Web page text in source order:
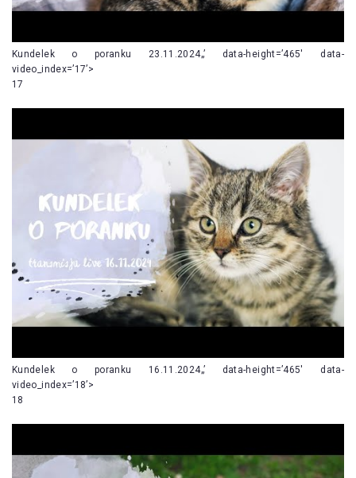
Kundelek o poranku 23.11.2024„’ data-height=’465′ data-
video_index=’17’>
17
Kundelek o poranku 16.11.2024„’ data-height=’465′ data-
video_index=’18’>
18